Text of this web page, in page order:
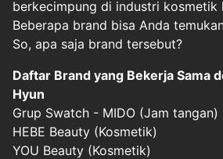
berkecimpung di industri kosmetik
Beberapa brand bisa Anda
So, apa saja brand tersebut?
Daftar Brand yang Bekerja Sama
Hyun
Grup Swatch - MIDO (Jam tangan)
HEBE Beauty (Kosmetik)
YOU Beauty (Kosmetik)